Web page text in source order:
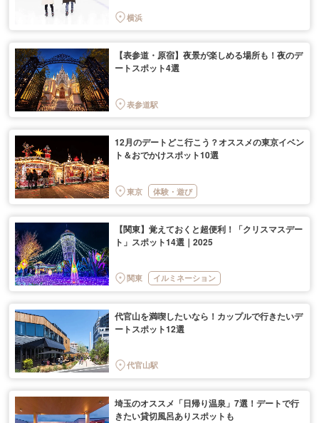
横浜
【表参道・原宿】夜景が楽しめる場所も！夜のデ
ートスポット4選
表参道駅
12月のデートどこ行こう？オススメの東京イベン
ト＆おでかけスポット10選
東京 体験・遊び
【関東】覚えておくと超便利！「クリスマスデー
ト」スポット14選｜2025
関東 イルミネーション
代官山を満喫したいなら！カップルで行きたいデ
ートスポット12選
代官山駅
埼玉のオススメ「日帰り温泉」7選！デートで行
きたい貸切風呂ありスポットも